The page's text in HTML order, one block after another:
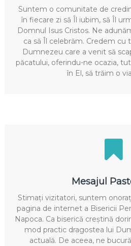
Suntem o comunitate de
în fiecare zi să Îl iubim, să Îl
Domnul Isus Cristos. Ne
ca să Îl celebrăm. Credem cu
Dumnezeu care a venit să
păcatului, oferindu-ne ocazia,
în El, să trăim o
Mesajul
Stimați vizitatori, suntem
pagina de internet a Bisericii
Napoca. Ca biserică creștină
mod practic dragostea lui
actuală. De aceea, ne